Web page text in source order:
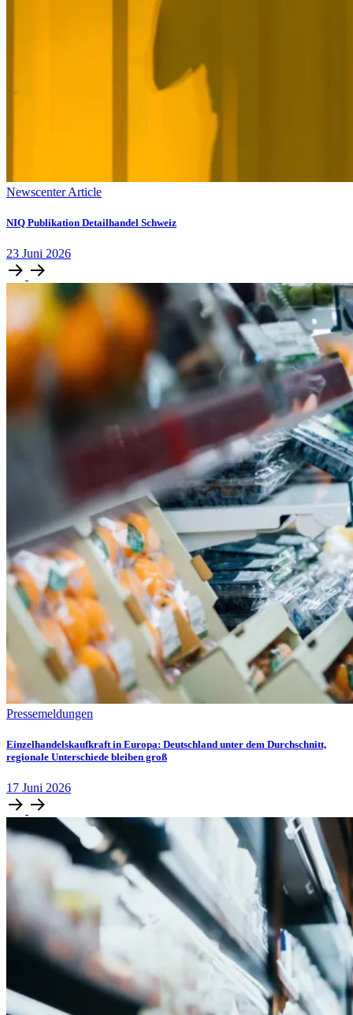
Newscenter Article
NIQ Publikation Detailhandel Schweiz
23 Juni 2026
Pressemeldungen
Einzelhandelskaufkraft in Europa: Deutschland unter dem Durchschnitt,
regionale Unterschiede bleiben groß
17 Juni 2026